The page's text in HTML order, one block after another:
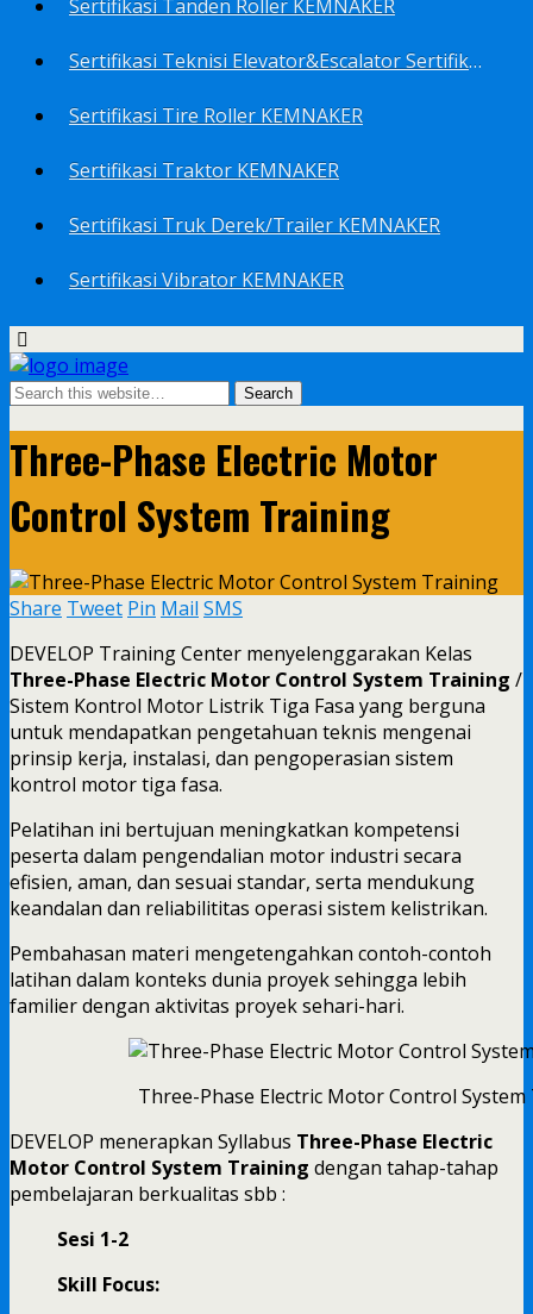
Sertifikasi Tanden Roller KEMNAKER
Sertifikasi Teknisi Elevator&Escalator Sertifikat Kemenaker KEMNAKER
Sertifikasi Tire Roller KEMNAKER
Sertifikasi Traktor KEMNAKER
Sertifikasi Truk Derek/Trailer KEMNAKER
Sertifikasi Vibrator KEMNAKER
Three-Phase Electric Motor
Control System Training
Share Tweet Pin Mail SMS
DEVELOP Training Center menyelenggarakan Kelas
Three-Phase Electric Motor Control System Training /
Sistem Kontrol Motor Listrik Tiga Fasa yang berguna
untuk mendapatkan pengetahuan teknis mengenai
prinsip kerja, instalasi, dan pengoperasian sistem
kontrol motor tiga fasa.
Pelatihan ini bertujuan meningkatkan kompetensi
peserta dalam pengendalian motor industri secara
efisien, aman, dan sesuai standar, serta mendukung
keandalan dan reliabilititas operasi sistem kelistrikan.
Pembahasan materi mengetengahkan contoh-contoh
latihan dalam konteks dunia proyek sehingga lebih
familier dengan aktivitas proyek sehari-hari.
Three-Phase Electric Motor Control
DEVELOP menerapkan Syllabus Three-Phase Electric
Motor Control System Training dengan tahap-tahap
pembelajaran berkualitas sbb :
Sesi 1-2
Skill Focus: